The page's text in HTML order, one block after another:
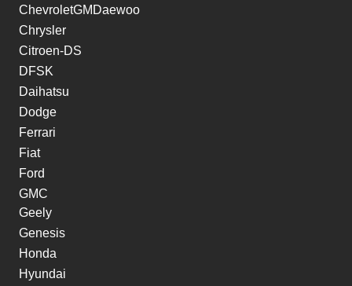
ChevroletGMDaewoo
Chrysler
Citroen-DS
DFSK
Daihatsu
Dodge
Ferrari
Fiat
Ford
GMC
Geely
Genesis
Honda
Hyundai